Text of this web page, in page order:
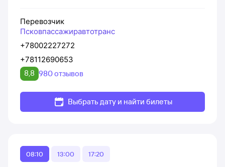
Перевозчик
Псковпассажиравтотранс
+78002227272
+78112690653
8,8 980 отзывов
Выбрать дату и найти билеты
08:10 13:00 17:20